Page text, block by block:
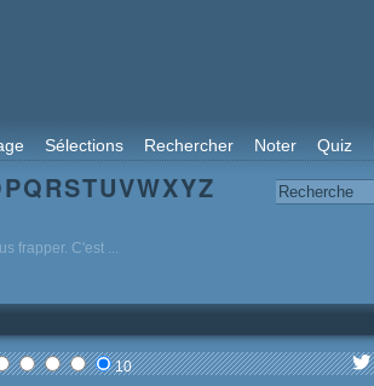
Sélections Rechercher Noter Quiz
PQRSTUVWXYZ
frapper. C'est ...
10